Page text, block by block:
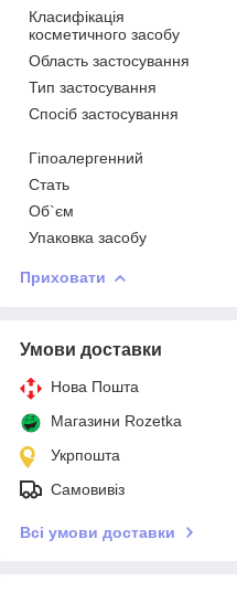
Класифікація
косметичного засобу
Область застосування
Тип застосування
Спосіб застосування
Гіпоалергенний
Стать
Об`єм
Упаковка засобу
Приховати
Умови доставки
Нова Пошта
Магазини Rozetka
Укрпошта
Самовивіз
Всі умови доставки